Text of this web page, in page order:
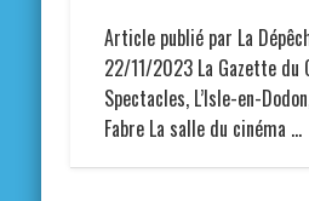
Article publié par La
22/11/2023 La Gazette du
Spectacles, L’Isle-en-
Fabre La salle du cinéma …